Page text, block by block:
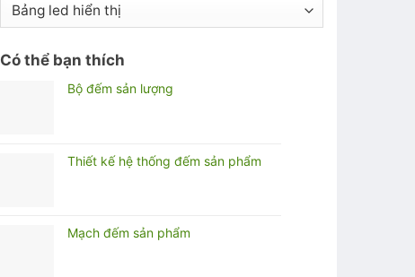
Có thể bạn thích
Bộ đếm sản lượng
Thiết kế hệ thống đếm sản phẩm
Mạch đếm sản phẩm